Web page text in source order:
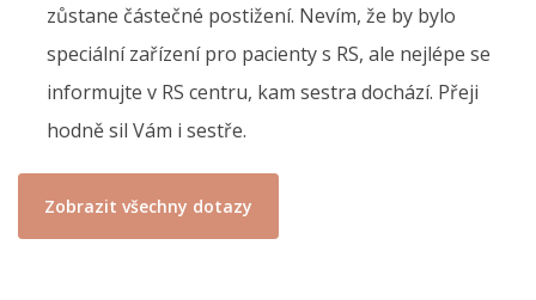
zůstane částečné postižení. Nevím, že by bylo
speciální zařízení pro pacienty s RS, ale nejlépe se
informujte v RS centru, kam sestra dochází. Přeji
hodně sil Vám i sestře.
Zobrazit všechny dotazy